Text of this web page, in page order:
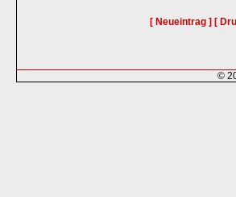
[ Neueintrag ] [
©